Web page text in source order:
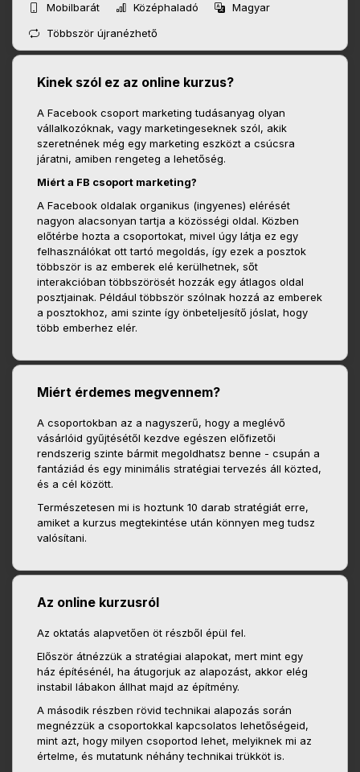
Mobilbarát
Középhaladó
Magyar
Többször újranézhető
Kinek szól ez az online kurzus?
A Facebook csoport marketing tudásanyag olyan
vállalkozóknak, vagy marketingeseknek szól, akik
szeretnének még egy marketing eszközt a csúcsra
járatni, amiben rengeteg a lehetőség.
Miért a FB csoport marketing?
A Facebook oldalak organikus (ingyenes) elérését
nagyon alacsonyan tartja a közösségi oldal. Közben
előtérbe hozta a csoportokat, mivel úgy látja ez egy
felhasználókat ott tartó megoldás, így ezek a posztok
többször is az emberek elé kerülhetnek, sőt
interakcióban többszörösét hozzák egy átlagos oldal
posztjainak. Például többször szólnak hozzá az emberek
a posztokhoz, ami szinte így önbeteljesítő jóslat, hogy
több emberhez elér.
Miért érdemes megvennem?
A csoportokban az a nagyszerű, hogy a meglévő
vásárlóid gyűjtésétől kezdve egészen előfizetői
rendszerig szinte bármit megoldhatsz benne - csupán a
fantáziád és egy minimális stratégiai tervezés áll közted,
és a cél között.
Természetesen mi is hoztunk 10 darab stratégiát erre,
amiket a kurzus megtekintése után könnyen meg tudsz
valósítani.
Az online kurzusról
Az oktatás alapvetően öt részből épül fel.
Először átnézzük a stratégiai alapokat, mert mint egy
ház építésénél, ha átugorjuk az alapozást, akkor elég
instabil lábakon állhat majd az építmény.
A második részben rövid technikai alapozás során
megnézzük a csoportokkal kapcsolatos lehetőségeid,
mint azt, hogy milyen csoportod lehet, melyiknek mi az
értelme, és mutatunk néhány technikai trükköt is.